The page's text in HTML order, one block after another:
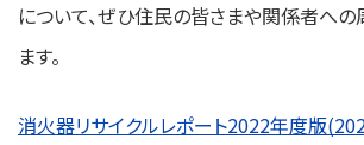
について、ぜひ住民の皆さまや関係者へ
ます。
消火器リサイクルレポート2022年度版